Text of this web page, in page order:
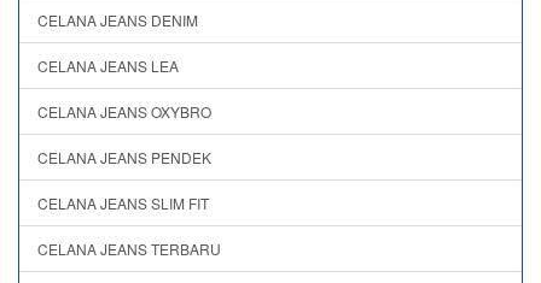
CELANA JEANS DENIM
CELANA JEANS LEA
CELANA JEANS OXYBRO
CELANA JEANS PENDEK
CELANA JEANS SLIM FIT
CELANA JEANS TERBARU